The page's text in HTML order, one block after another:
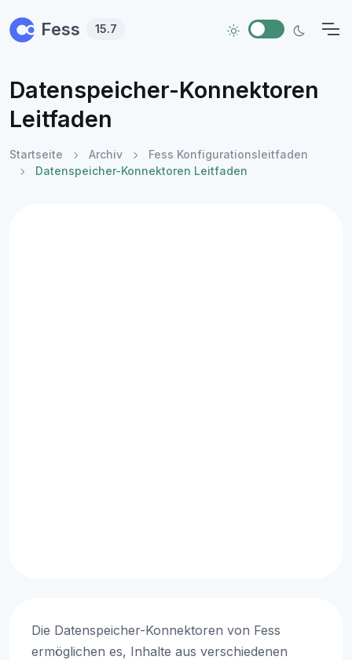
Fess 15.7
Datenspeicher-Konnektoren
Leitfaden
Startseite Archiv
Fess Konfigurationsleitfaden
Datenspeicher-Konnektoren Leitfaden
Die Datenspeicher-Konnektoren von Fess
ermöglichen es, Inhalte aus verschiedenen